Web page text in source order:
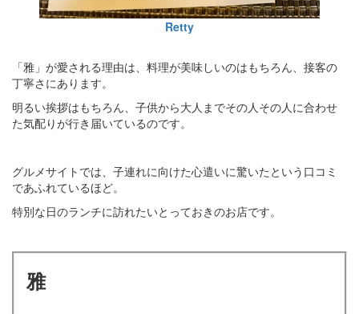
Retty
「雅」が愛される理由は、料理が美味しいのはもちろん、接客の
丁寧さにあります。
明るい挨拶はもちろん、子供から大人までその人その人に合わせ
た気配りが行き届いているのです。
グルメサイトでは、子連れに向けた心遣いに驚いたという口コミ
であふれているほど。
特別な日のランチに訪れたいとっておきのお店です。
雅